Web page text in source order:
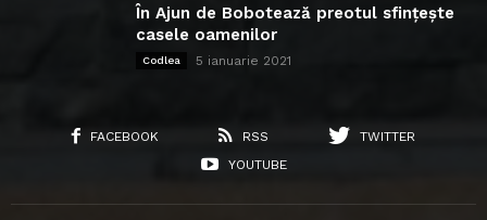
În Ajun de Bobotează preotul sfințește
casele oamenilor
Codlea 5 ianuarie 2021
FACEBOOK RSS
TWITTER
YOUTUBE